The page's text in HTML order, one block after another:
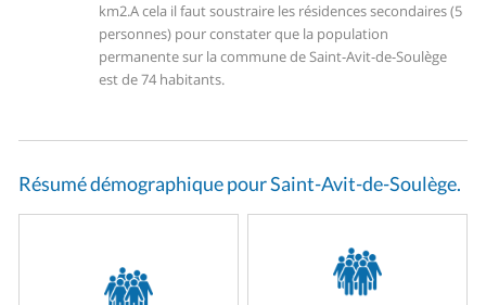
km2.A cela il faut soustraire les résidences secondaires (5
personnes) pour constater que la population
permanente sur la commune de Saint-Avit-de-Soulège
est de 74 habitants.
Résumé démographique pour Saint-Avit-de-Soulège.